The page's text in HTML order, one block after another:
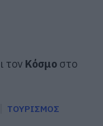
τον Κόσμο στο
ΤΟΥΡΙΣΜΟΣ